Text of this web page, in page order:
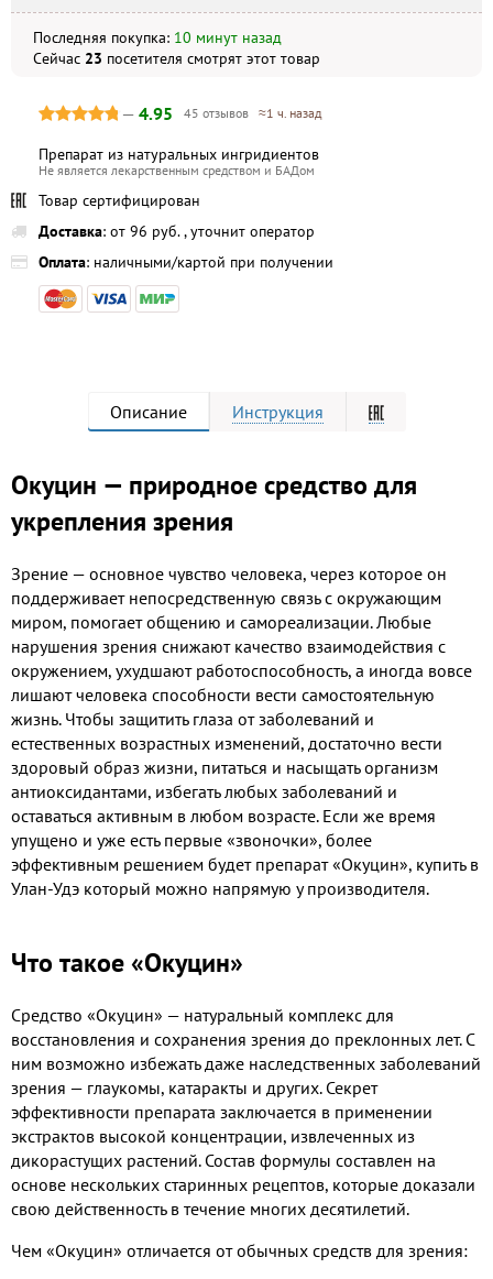
Не является публичной офертой. Комплектация и
внешний вид могут отличаться, в зависимости от партии.
Последняя покупка: 10 минут назад
Сейчас 23 посетителя смотрят этот товар
— 4.95 45 отзывов ≈1 ч. назад
Препарат из натуральных ингридиентов
Не является лекарственным средством и БАДом
Товар сертифицирован
Доставка: от 96 руб. , уточнит оператор
Оплата: наличными/картой при получении
Описание Инструкция
Окуцин — природное средство для
укрепления зрения
Зрение — основное чувство человека, через которое он
поддерживает непосредственную связь с окружающим
миром, помогает общению и самореализации. Любые
нарушения зрения снижают качество взаимодействия с
окружением, ухудшают работоспособность, а иногда вовсе
лишают человека способности вести самостоятельную
жизнь. Чтобы защитить глаза от заболеваний и
естественных возрастных изменений, достаточно вести
здоровый образ жизни, питаться и насыщать организм
антиоксидантами, избегать любых заболеваний и
оставаться активным в любом возрасте. Если же время
упущено и уже есть первые «звоночки», более
эффективным решением будет препарат «Окуцин», купить в
Улан-Удэ который можно напрямую у производителя.
Что такое «Окуцин»
Средство «Окуцин» — натуральный комплекс для
восстановления и сохранения зрения до преклонных лет. С
ним возможно избежать даже наследственных заболеваний
зрения — глаукомы, катаракты и других. Секрет
эффективности препарата заключается в применении
экстрактов высокой концентрации, извлеченных из
дикорастущих растений. Состав формулы составлен на
основе нескольких старинных рецептов, которые доказали
свою действенность в течение многих десятилетий.
Чем «Окуцин» отличается от обычных средств для зрения: